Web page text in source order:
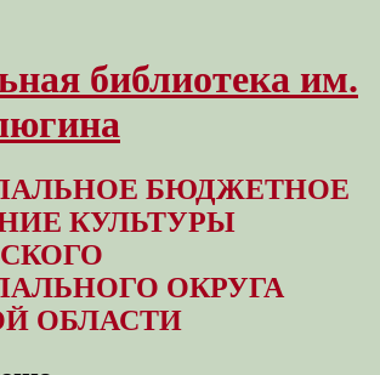
библиотека им.
БЮДЖЕТНОЕ
КУЛЬТУРЫ
ОКРУГА
ОБЛАСТИ